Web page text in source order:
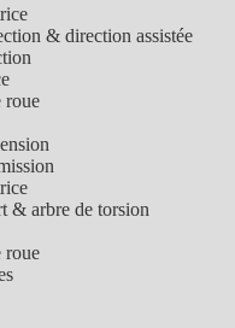
& direction assistée
roue
& arbre de torsion
roue